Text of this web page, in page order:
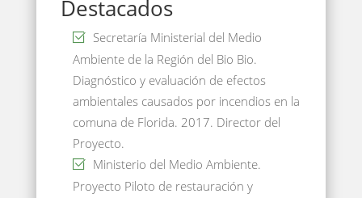
Destacados
Secretaría Ministerial del Medio
Ambiente de la Región del Bio Bio.
Diagnóstico y evaluación de efectos
ambientales causados por incendios en la
comuna de Florida. 2017. Director del
Proyecto.
Ministerio del Medio Ambiente.
Proyecto Piloto de restauración y